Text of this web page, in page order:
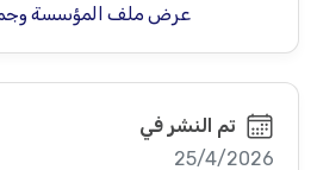
عرض ملف المؤسسة
تم النشر في
25/4/2026